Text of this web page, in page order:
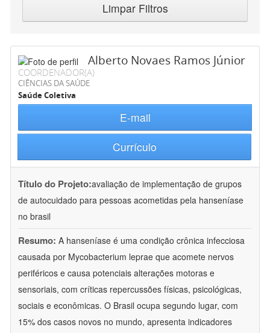
Limpar Filtros
Alberto Novaes Ramos Júnior
COORDENADOR(A)
CIÊNCIAS DA SAÚDE
Saúde Coletiva
E-mail
Currículo
Título do Projeto:avaliação de implementação de grupos
de autocuidado para pessoas acometidas pela hanseníase
no brasil
Resumo: A hanseníase é uma condição crônica infecciosa
causada por Mycobacterium leprae que acomete nervos
periféricos e causa potenciais alterações motoras e
sensoriais, com críticas repercussões físicas, psicológicas,
sociais e econômicas. O Brasil ocupa segundo lugar, com
15% dos casos novos no mundo, apresenta indicadores